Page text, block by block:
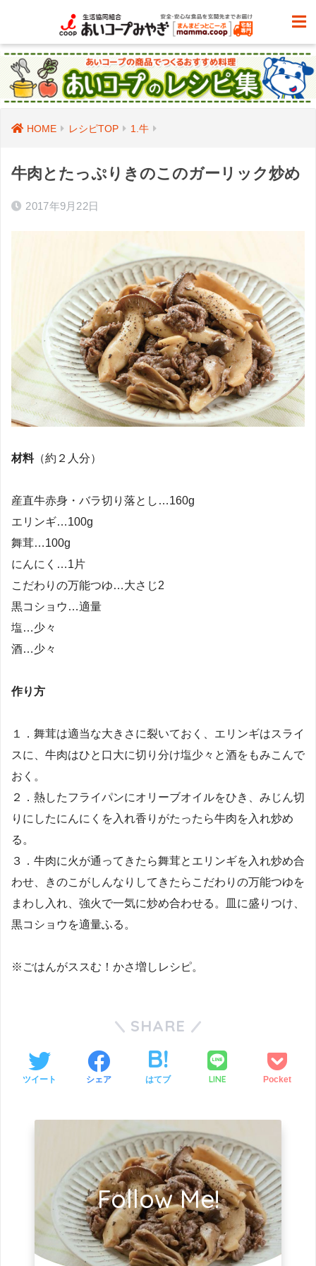
HOME レシピTOP 1.牛
牛肉とたっぷりきのこのガーリック炒め
2017年9月22日
材料（約２人分）
産直牛赤身・バラ切り落とし…160g
エリンギ…100g
舞茸…100g
にんにく…1片
こだわりの万能つゆ…大さじ2
黒コショウ…適量
塩…少々
酒…少々
作り方
１．舞茸は適当な大きさに裂いておく、エリンギはスライ
スに、牛肉はひと口大に切り分け塩少々と酒をもみこんで
おく。
２．熱したフライパンにオリーブオイルをひき、みじん切
りにしたにんにくを入れ香りがたったら牛肉を入れ炒め
る。
３．牛肉に火が通ってきたら舞茸とエリンギを入れ炒め合
わせ、きのこがしんなりしてきたらこだわりの万能つゆを
まわし入れ、強火で一気に炒め合わせる。皿に盛りつけ、
黒コショウを適量ふる。
※ごはんがススむ！かさ増しレシピ。
SHARE
ツイート シェア はてブ LINE Pocket
Follow Me!